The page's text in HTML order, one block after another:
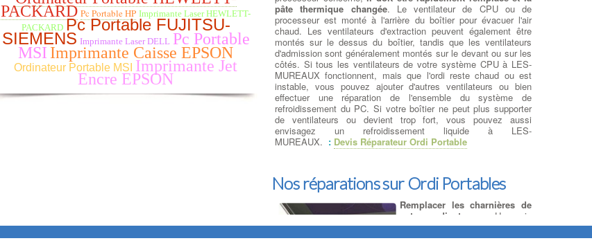
PACKARD Pc Portable HP Imprimante Laser HEWLETT-
PACKARD Pc Portable FUJITSU-
SIEMENS Imprimante Laser DELL Pc Portable
MSI Imprimante Caisse EPSON
Ordinateur Portable MSI Imprimante Jet
Encre EPSON
pâte thermique changée. Le ventilateur de CPU ou de
processeur est monté à l'arrière du boîtier pour évacuer l'air
chaud. Les ventilateurs d'extraction peuvent également être
montés sur le dessus du boîtier, tandis que les ventilateurs
d'admission sont généralement montés sur le devant ou sur les
côtés. Si tous les ventilateurs de votre système CPU à LES-
MUREAUX fonctionnent, mais que l'ordi reste chaud ou est
instable, vous pouvez ajouter d'autres ventilateurs ou bien
effectuer une réparation de l'ensemble du système de
refroidissement du PC. Si votre boîtier ne peut plus supporter
de ventilateurs ou devient trop fort, vous pouvez aussi
envisagez un refroidissement liquide à LES-
MUREAUX. : Devis Réparateur Ordi Portable
Nos réparations sur Ordi Portables
Remplacer les charnières de
votre ordinateur
: Un coin
arrière de votre ordinateur
portable semble cassé ou bien